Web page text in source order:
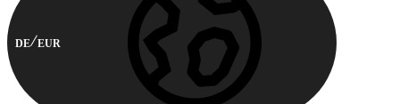
DE EUR